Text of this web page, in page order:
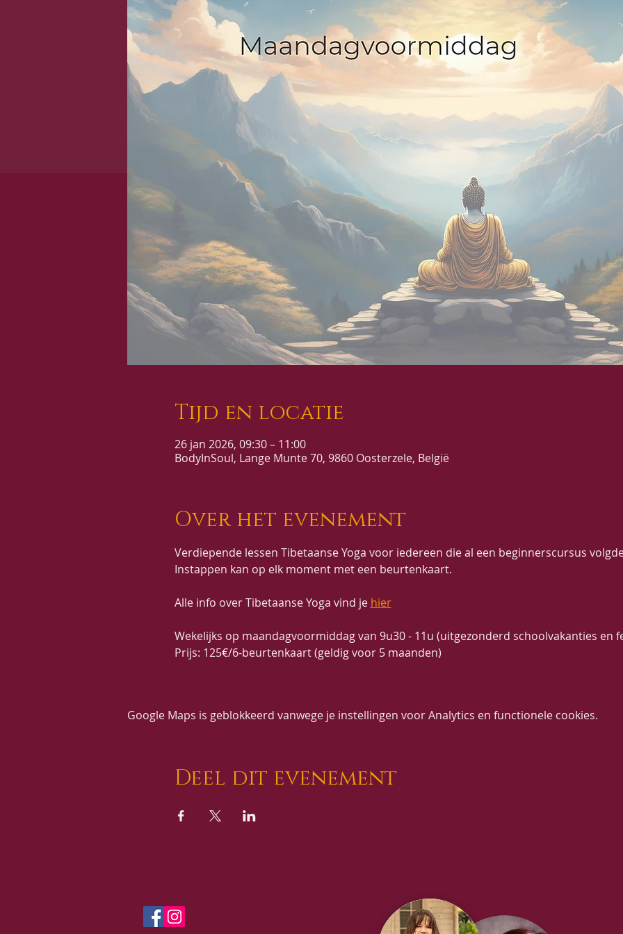
Tijd en locatie
26 jan 2026, 09:30 – 11:00
BodyInSoul, Lange Munte 70, 9860 Oosterzele, België
Over het evenement
Verdiepende lessen Tibetaanse Yoga voor iedereen die al een beginnerscursus
Instappen kan op elk moment met een beurtenkaart.
Alle info over Tibetaanse Yoga vind je hier
Wekelijks op maandagvoormiddag van 9u30 - 11u (uitgezonderd schoolvakanties en
Prijs: 125€/6-beurtenkaart (geldig voor 5 maanden)
Google Maps is geblokkeerd vanwege je instellingen voor Analytics en functionele cookies.
Deel dit evenement